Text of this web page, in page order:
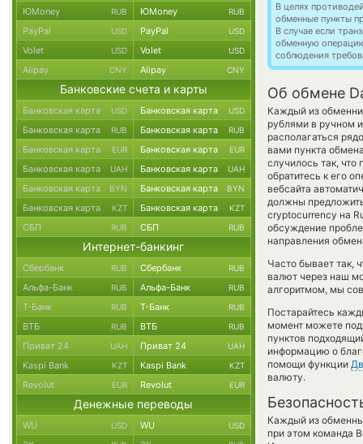
В целях
обменные пункты
В случае если
обменную
соблюдения
Об обмене
Каждый из
рублями в ручном
располагаться
вами пункта
случилось так,
обратитесь к его
вебсайта
должны
cryptocurrency на
обсуждение
направления
Часто бывает так,
валют через наш
алгоритмом, мы
Постарайтесь
момент можете
пунктов
информацию о
помощи функции
валюту.
Каждый из
при этом команда
ЮMoney RUB ЮMoney RUB
PayPal USD PayPal USD
Volet USD Volet USD
Alipay CNY Alipay CNY
Банковские счета и карты
Банковская карта USD Банковская карта USD
Банковская карта RUB Банковская карта RUB
Банковская карта EUR Банковская карта EUR
Банковская карта UAH Банковская карта UAH
Банковская карта BYN Банковская карта BYN
Банковская карта KZT Банковская карта KZT
СБП RUB СБП RUB
Интернет-банкинг
Сбербанк RUB Сбербанк RUB
Альфа-Банк RUB Альфа-Банк RUB
Т-Банк RUB Т-Банк RUB
ВТБ RUB ВТБ RUB
Приват 24 UAH Приват 24 UAH
Kaspi Bank KZT Kaspi Bank KZT
Revolut EUR Revolut EUR
Денежные переводы
WU USD WU USD